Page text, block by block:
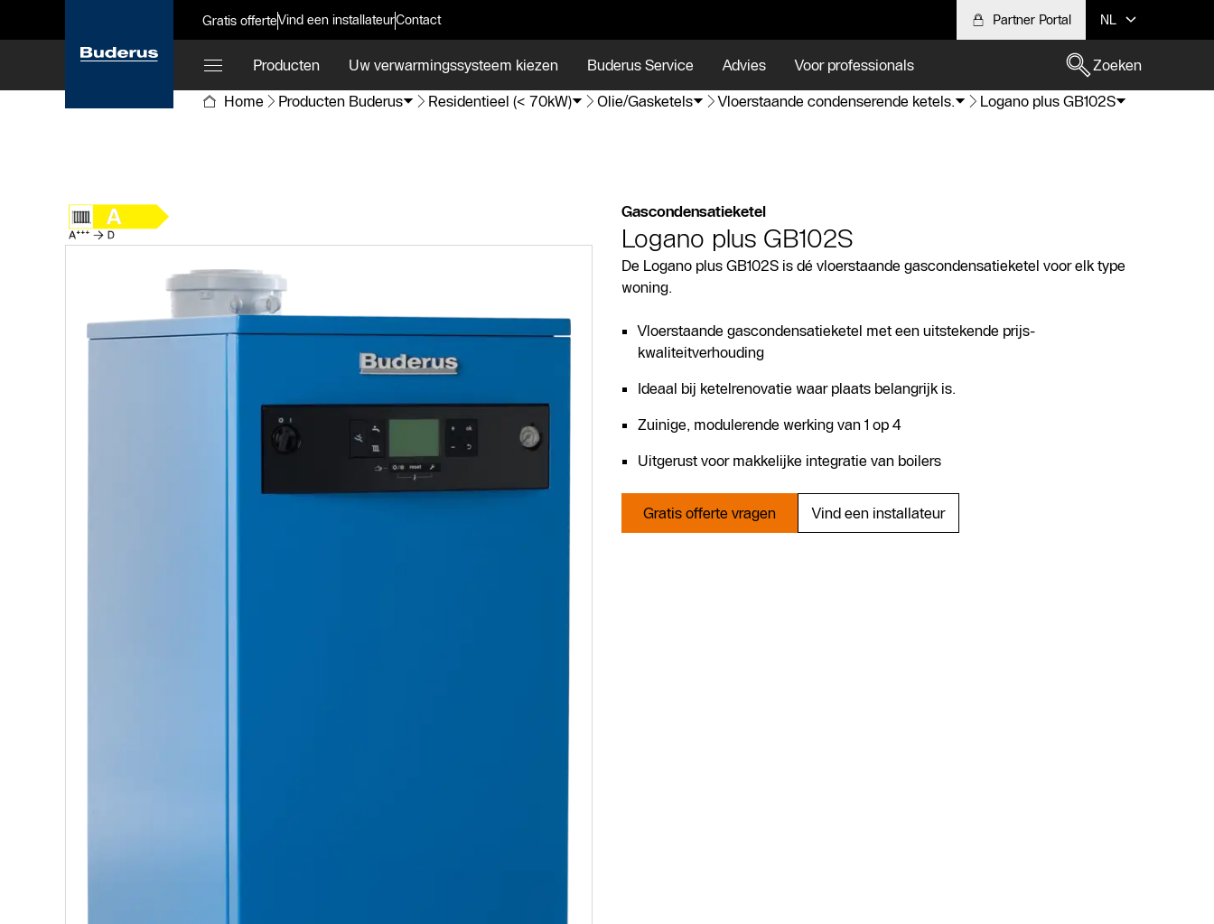
Gratis offerteVind een installateurContact Partner Portal NL
Producten Uw verwarmingssysteem kiezen Buderus Service Advies Voor professionals
Zoeken
Home
Producten Buderus Residentieel (< 70kW) Olie/Gasketels Vloerstaande condenserende ketels. Logano plus GB102S
Gascondensatieketel
Logano plus GB102S
De Logano plus GB102S is dé vloerstaande gascondensatieketel voor elk type
woning.
Vloerstaande gascondensatieketel met een uitstekende prijs-
kwaliteitverhouding
Ideaal bij ketelrenovatie waar plaats belangrijk is.
Zuinige, modulerende werking van 1 op 4
Uitgerust voor makkelijke integratie van boilers
Gratis offerte vragen Vind een installateur